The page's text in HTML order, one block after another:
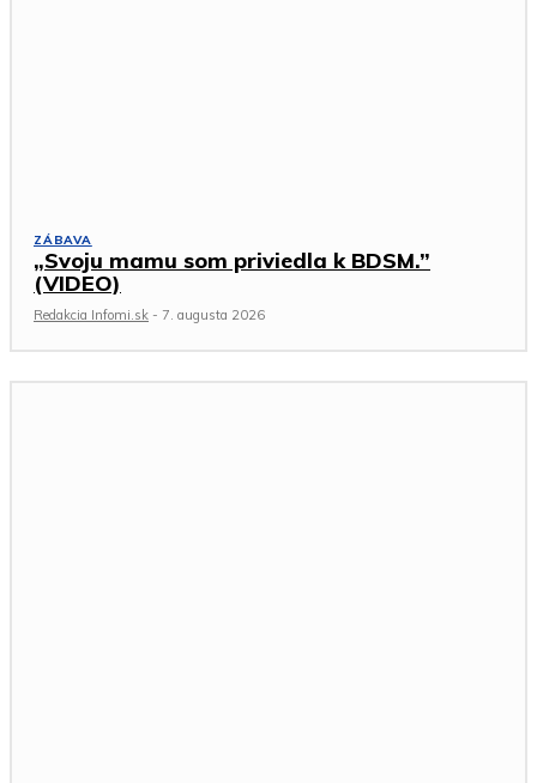
ZÁBAVA
„Svoju mamu som priviedla k BDSM.”
(VIDEO)
Redakcia Infomi.sk - 7. augusta 2026